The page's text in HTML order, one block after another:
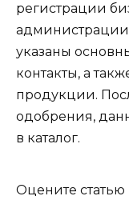
регистрации
указаны
контакты, а
продукции.
одобрения,
в каталог.
Оцените статью